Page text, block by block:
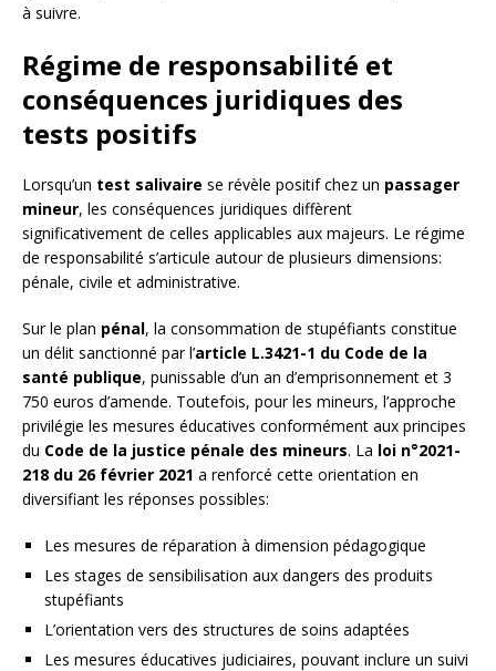
à suivre.
Régime de responsabilité et
conséquences juridiques des
tests positifs
Lorsqu’un test salivaire se révèle positif chez un passager
mineur, les conséquences juridiques diffèrent
significativement de celles applicables aux majeurs. Le régime
de responsabilité s’articule autour de plusieurs dimensions:
pénale, civile et administrative.
Sur le plan pénal, la consommation de stupéfiants constitue
un délit sanctionné par l’article L.3421-1 du Code de la
santé publique, punissable d’un an d’emprisonnement et 3
750 euros d’amende. Toutefois, pour les mineurs, l’approche
privilégie les mesures éducatives conformément aux principes
du Code de la justice pénale des mineurs. La loi n°2021-
218 du 26 février 2021 a renforcé cette orientation en
diversifiant les réponses possibles:
Les mesures de réparation à dimension pédagogique
Les stages de sensibilisation aux dangers des produits
stupéfiants
L’orientation vers des structures de soins adaptées
Les mesures éducatives judiciaires, pouvant inclure un suivi